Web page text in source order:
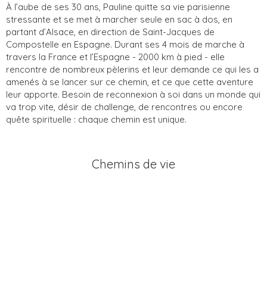
Chemins de vie
À l’aube de ses 30 ans, Pauline quitte sa vie parisienne
stressante et se met à marcher seule en sac à dos, en
partant d’Alsace, en direction de Saint-Jacques de
Compostelle en Espagne. Durant ses 4 mois de marche à
travers la France et l’Espagne - 2000 km à pied - elle
rencontre de nombreux pèlerins et leur demande ce qui les a
amenés à se lancer sur ce chemin, et ce que cette aventure
leur apporte. Besoin de reconnexion à soi dans un monde qui
va trop vite, désir de challenge, de rencontres ou encore
quête spirituelle : chaque chemin est unique.